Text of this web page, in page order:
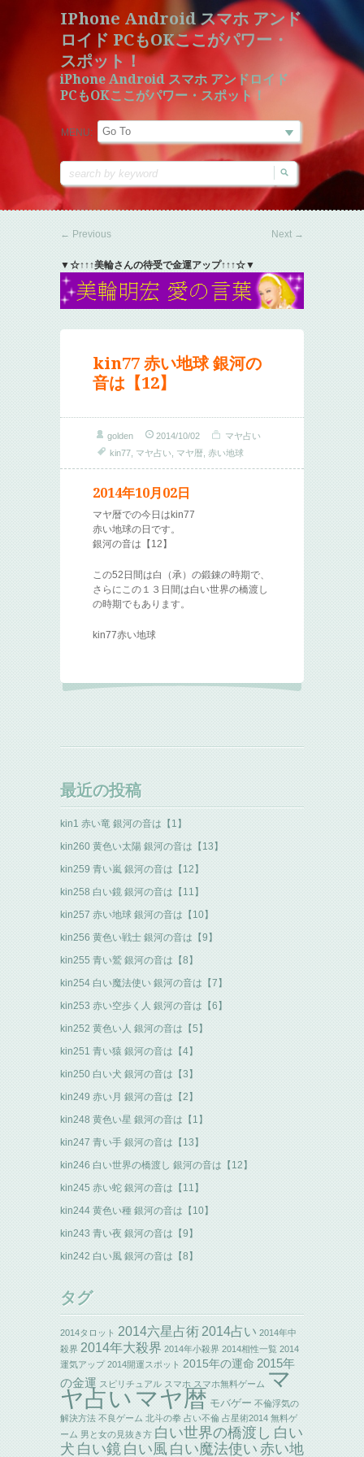
IPhone Android スマホ アンド
ロイド PCもOKここがパワー・
スポット！
iPhone Android スマホ アンドロイド
PCもOKここがパワー・スポット！
MENU:
← Previous Next →
▼☆↑↑↑美輪さんの待受で金運アップ↑↑↑☆▼
kin77 赤い地球 銀河の
音は【12】
golden 2014/10/02
マヤ占い
kin77 マヤ占い マヤ暦 赤い地球
2014年10月02日
マヤ暦での今日はkin77
赤い地球の日です。
銀河の音は【12】
この52日間は白（承）の鍛錬の時期で、
さらにこの１３日間は白い世界の橋渡し
の時期でもあります。
kin77赤い地球
最近の投稿
kin1 赤い竜 銀河の音は【1】
kin260 黄色い太陽 銀河の音は【13】
kin259 青い嵐 銀河の音は【12】
kin258 白い鏡 銀河の音は【11】
kin257 赤い地球 銀河の音は【10】
kin256 黄色い戦士 銀河の音は【9】
kin255 青い鷲 銀河の音は【8】
kin254 白い魔法使い 銀河の音は【7】
kin253 赤い空歩く人 銀河の音は【6】
kin252 黄色い人 銀河の音は【5】
kin251 青い猿 銀河の音は【4】
kin250 白い犬 銀河の音は【3】
kin249 赤い月 銀河の音は【2】
kin248 黄色い星 銀河の音は【1】
kin247 青い手 銀河の音は【13】
kin246 白い世界の橋渡し 銀河の音は【12】
kin245 赤い蛇 銀河の音は【11】
kin244 黄色い種 銀河の音は【10】
kin243 青い夜 銀河の音は【9】
kin242 白い風 銀河の音は【8】
タグ
2014タロット 2014六星占術 2014占い 2014年中
殺界 2014年大殺界 2014年小殺界 2014相性一覧 2014
運気アップ 2014開運スポット 2015年の運命 2015年
の金運 スピリチュアル スマホ スマホ無料ゲーム マ
ヤ占い マヤ暦 モバゲー 不倫浮気の
解決方法 不良ゲーム 北斗の拳 占い不倫 占星術2014 無料ゲ
ーム 男と女の見抜き方 白い世界の橋渡し 白い
犬 白い鏡 白い風 白い魔法使い 赤い地